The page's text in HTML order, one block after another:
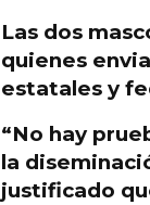
Las dos
quienes
estatales y
“No hay
la
justificado